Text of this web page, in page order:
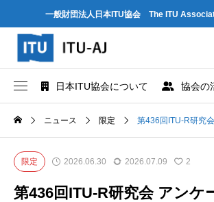
一般財団法人日本ITU協会 The ITU
日本ITU協会について 協会の
協会概要
協会組織
業務および財務に関する資料
世界情報社会・電気通信日記念行事
研究会
出版・情報活動
ITU とは
ITU-R 関係のデータ情報
ITU-T 関係のデータ情報
ニュース 限定 第436回ITU-R研究
限定 2026.06.30 2026.07.09 2
第436回ITU-R研究会 アンケ